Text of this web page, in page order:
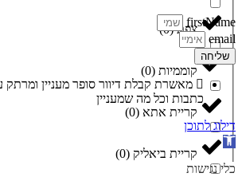
צפת(
0
)
קוממיות (
0
)
קריית אתא (
0
)
קריית ביאליק (
0
)
firstName
email
שליחה
מאשרת קבלת דיוור סופר מעניין
כתבות וכל מה שמעניין
דילוג לתוכן
פתח סרגל נגישות
כלי נגישות